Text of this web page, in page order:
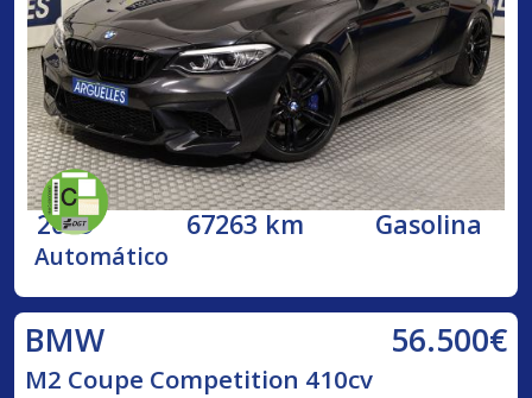
2019 67263 km Gasolina
Automático
BMW 56.500€
M2 Coupe Competition 410cv